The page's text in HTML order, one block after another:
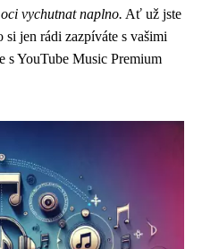
vychutnat naplno. Ať už jste
jen rádi zazpíváte s vašimi
s YouTube Music Premium